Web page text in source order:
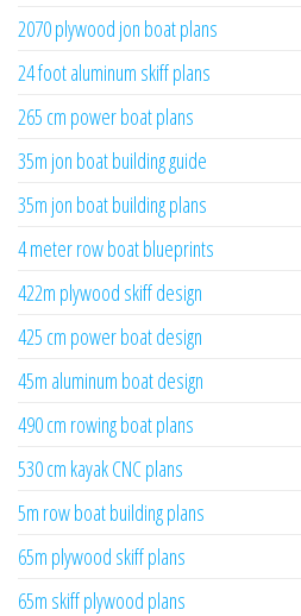
2070 plywood jon boat plans
24 foot aluminum skiff plans
265 cm power boat plans
35m jon boat building guide
35m jon boat building plans
4 meter row boat blueprints
422m plywood skiff design
425 cm power boat design
45m aluminum boat design
490 cm rowing boat plans
530 cm kayak CNC plans
5m row boat building plans
65m plywood skiff plans
65m skiff plywood plans